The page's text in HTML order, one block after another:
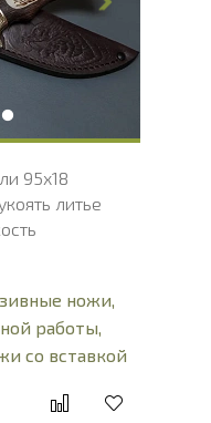
28.9
120
23
56 - 58 HRC
95х18
литье
ножи,
работы,
со вставкой